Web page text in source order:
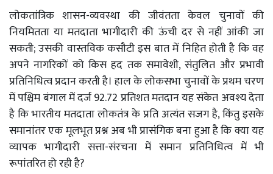
लोकतांत्रिक शासन-व्यवस्था की जीवंतता केवल चुनावों की
नियमितता या मतदाता भागीदारी की ऊंची दर से नहीं आंकी जा
सकती; उसकी वास्तविक कसौटी इस बात में निहित होती है कि वह
अपने नागरिकों को किस हद तक समावेशी, संतुलित और प्रभावी
प्रतिनिधित्व प्रदान करती है। हाल के लोकसभा चुनावों के प्रथम चरण
में पश्चिम बंगाल में दर्ज 92.72 प्रतिशत मतदान यह संकेत अवश्य देता
है कि भारतीय मतदाता लोकतंत्र के प्रति अत्यंत सजग है, किंतु इसके
समानांतर एक मूलभूत प्रश्न अब भी प्रासंगिक बना हुआ है कि क्या यह
व्यापक भागीदारी सत्ता-संरचना में समान प्रतिनिधित्व में भी
रूपांतरित हो रही है?